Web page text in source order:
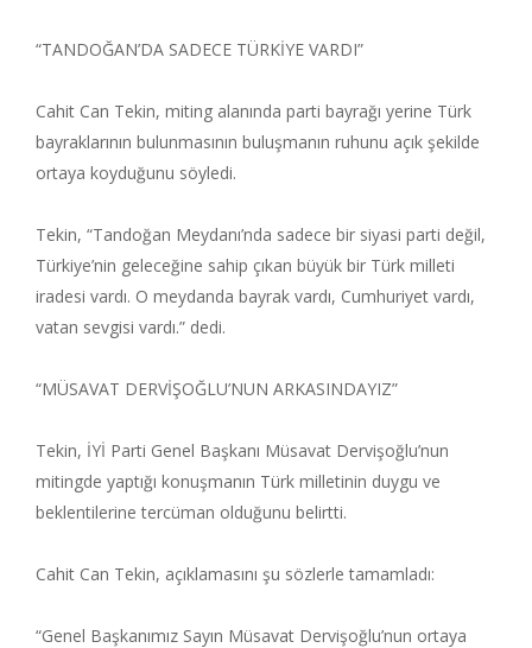
“TANDOĞAN’DA SADECE TÜRKİYE VARDI”
Cahit Can Tekin, miting alanında parti bayrağı yerine Türk
bayraklarının bulunmasının buluşmanın ruhunu açık şekilde
ortaya koyduğunu söyledi.
Tekin, “Tandoğan Meydanı’nda sadece bir siyasi parti değil,
Türkiye’nin geleceğine sahip çıkan büyük bir Türk milleti
iradesi vardı. O meydanda bayrak vardı, Cumhuriyet vardı,
vatan sevgisi vardı.” dedi.
“MÜSAVAT DERVİŞOĞLU’NUN ARKASINDAYIZ”
Tekin, İYİ Parti Genel Başkanı Müsavat Dervişoğlu’nun
mitingde yaptığı konuşmanın Türk milletinin duygu ve
beklentilerine tercüman olduğunu belirtti.
Cahit Can Tekin, açıklamasını şu sözlerle tamamladı:
“Genel Başkanımız Sayın Müsavat Dervişoğlu’nun ortaya